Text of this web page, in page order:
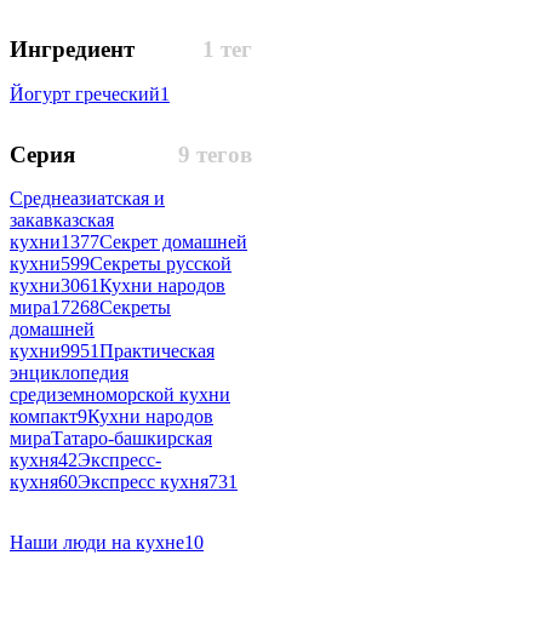
1 тег
Ингредиент
Йогурт греческий1
9 тегов
Серия
Среднеазиатская и
закавказская
кухни1377Секрет домашней
кухни599Секреты русской
кухни3061Кухни народов
мира17268Секреты
домашней
кухни9951Практическая
энциклопедия
средиземноморской кухни
компакт9Кухни народов
мираТатаро-башкирская
кухня42Экспресс-
кухня60Экспресс кухня731
Наши люди на кухне10